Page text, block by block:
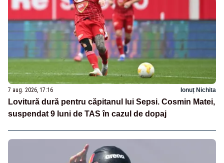
7 aug. 2026, 17:16 Ionuț Nichita
Lovitură dură pentru căpitanul lui Sepsi. Cosmin Matei,
suspendat 9 luni de TAS în cazul de dopaj